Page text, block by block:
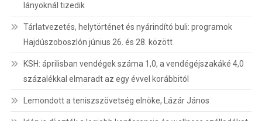
lányoknál tizedik
Tárlatvezetés, helytörténet és nyárindító buli: programok
Hajdúszoboszlón június 26. és 28. között
KSH: áprilisban vendégek száma 1,0, a vendégéjszakáké 4,0
százalékkal elmaradt az egy évvel korábbitól
Lemondott a teniszszövetség elnöke, Lázár János